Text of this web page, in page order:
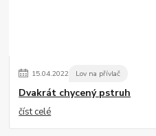
15.04.2022 Lov na přívlač
Dvakrát chycený pstruh
číst celé